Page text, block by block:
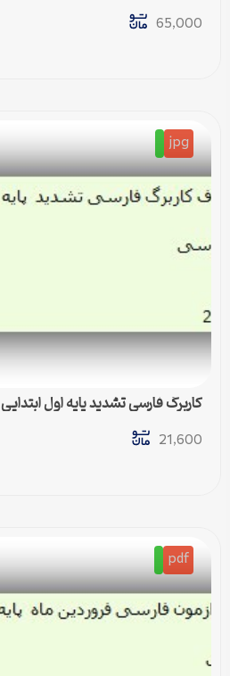
65,000
jpg
کاربرگ فارسی تشدید پایه اول ابتدایی
21,600
pdf